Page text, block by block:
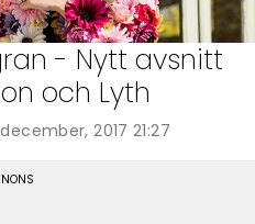
- Nytt avsnitt
och Lyth
december, 2017 21:27